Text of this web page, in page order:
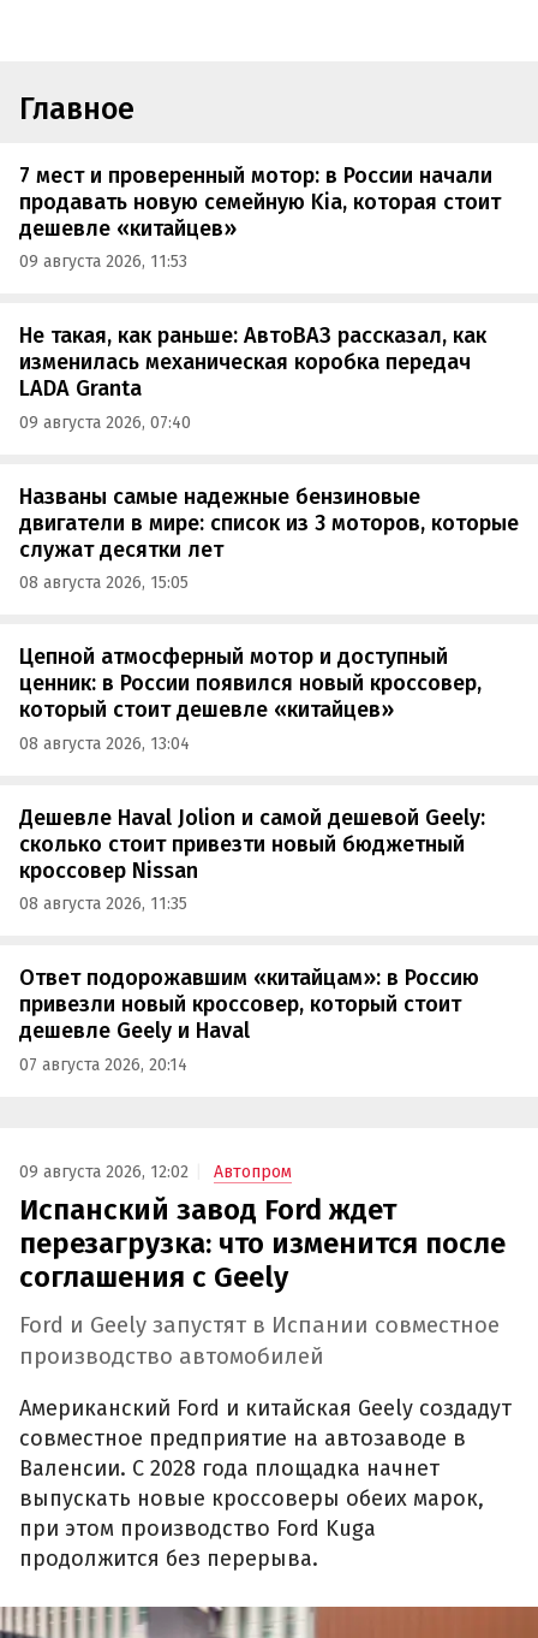
Главное
7 мест и проверенный мотор: в России начали
продавать новую семейную Kia, которая стоит
дешевле «китайцев»
09 августа 2026, 11:53
Не такая, как раньше: АвтоВАЗ рассказал, как
изменилась механическая коробка передач
LADA Granta
09 августа 2026, 07:40
Названы самые надежные бензиновые
двигатели в мире: список из 3 моторов, которые
служат десятки лет
08 августа 2026, 15:05
Цепной атмосферный мотор и доступный
ценник: в России появился новый кроссовер,
который стоит дешевле «китайцев»
08 августа 2026, 13:04
Дешевле Haval Jolion и самой дешевой Geely:
сколько стоит привезти новый бюджетный
кроссовер Nissan
08 августа 2026, 11:35
Ответ подорожавшим «китайцам»: в Россию
привезли новый кроссовер, который стоит
дешевле Geely и Haval
07 августа 2026, 20:14
09 августа 2026, 12:02 Автопром
Испанский завод Ford ждет
перезагрузка: что изменится после
соглашения с Geely
Ford и Geely запустят в Испании совместное
производство автомобилей
Американский Ford и китайская Geely создадут
совместное предприятие на автозаводе в
Валенсии. С 2028 года площадка начнет
выпускать новые кроссоверы обеих марок,
при этом производство Ford Kuga
продолжится без перерыва.